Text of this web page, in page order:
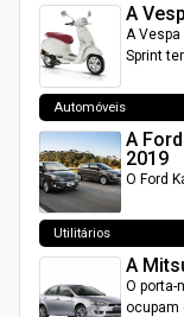
A
A
Sprint
Automóveis
A
2019
O Ford
Utilitários
A
O porta-
ocupam